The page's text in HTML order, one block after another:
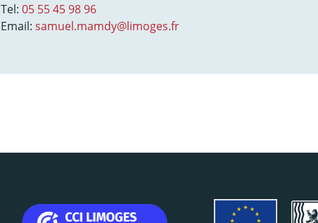
Tel: 05 55 45 98 96
Email: samuel.mamdy@limoges.fr